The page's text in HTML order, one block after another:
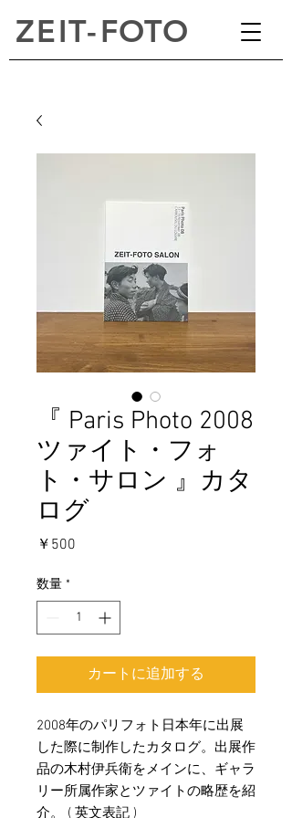
ZEIT-FOTO
『 Paris Photo 2008
ツァイト・フォ
ト・サロン 』カタ
ログ
￥500
数量 *
カートに追加する
2008年のパリフォト日本年に出展
した際に制作したカタログ。出展作
品の木村伊兵衛をメインに、ギャラ
リー所属作家とツァイトの略歴を紹
介。 ( 英文表記 )